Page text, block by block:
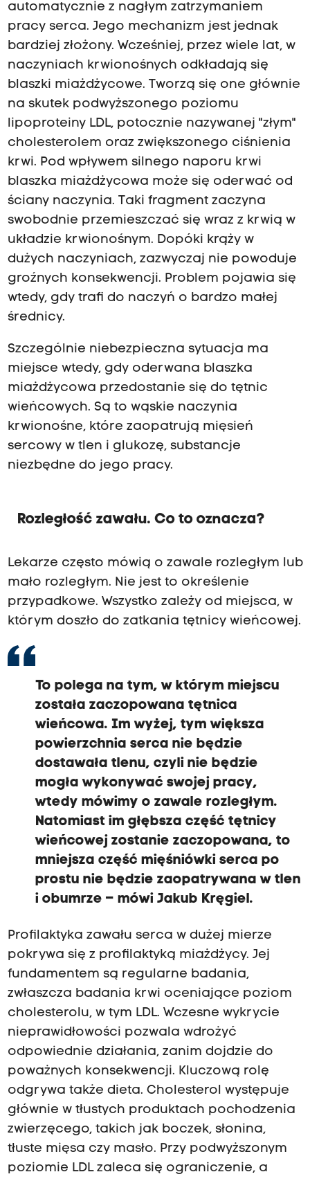
automatycznie z nagłym zatrzymaniem
pracy serca. Jego mechanizm jest jednak
bardziej złożony. Wcześniej, przez wiele lat, w
naczyniach krwionośnych odkładają się
blaszki miażdżycowe. Tworzą się one głównie
na skutek podwyższonego poziomu
lipoproteiny LDL, potocznie nazywanej "złym"
cholesterolem oraz zwiększonego ciśnienia
krwi. Pod wpływem silnego naporu krwi
blaszka miażdżycowa może się oderwać od
ściany naczynia. Taki fragment zaczyna
swobodnie przemieszczać się wraz z krwią w
układzie krwionośnym. Dopóki krąży w
dużych naczyniach, zazwyczaj nie powoduje
groźnych konsekwencji. Problem pojawia się
wtedy, gdy trafi do naczyń o bardzo małej
średnicy.
Szczególnie niebezpieczna sytuacja ma
miejsce wtedy, gdy oderwana blaszka
miażdżycowa przedostanie się do tętnic
wieńcowych. Są to wąskie naczynia
krwionośne, które zaopatrują mięsień
sercowy w tlen i glukozę, substancje
niezbędne do jego pracy.
Rozległość zawału. Co to oznacza?
Lekarze często mówią o zawale rozległym lub
mało rozległym. Nie jest to określenie
przypadkowe. Wszystko zależy od miejsca, w
którym doszło do zatkania tętnicy wieńcowej.
To polega na tym, w którym miejscu
została zaczopowana tętnica
wieńcowa. Im wyżej, tym większa
powierzchnia serca nie będzie
dostawała tlenu, czyli nie będzie
mogła wykonywać swojej pracy,
wtedy mówimy o zawale rozległym.
Natomiast im głębsza część tętnicy
wieńcowej zostanie zaczopowana, to
mniejsza część mięśniówki serca po
prostu nie będzie zaopatrywana w tlen
i obumrze – mówi Jakub Kręgiel.
Profilaktyka zawału serca w dużej mierze
pokrywa się z profilaktyką miażdżycy. Jej
fundamentem są regularne badania,
zwłaszcza badania krwi oceniające poziom
cholesterolu, w tym LDL. Wczesne wykrycie
nieprawidłowości pozwala wdrożyć
odpowiednie działania, zanim dojdzie do
poważnych konsekwencji. Kluczową rolę
odgrywa także dieta. Cholesterol występuje
głównie w tłustych produktach pochodzenia
zwierzęcego, takich jak boczek, słonina,
tłuste mięsa czy masło. Przy podwyższonym
poziomie LDL zaleca się ograniczenie, a